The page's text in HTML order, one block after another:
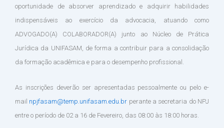
oportunidade de absorver aprendizado e adquirir habilidades
indispensáveis ao exercício da advocacia, atuando como
ADVOGADO(A) COLABORADOR(A) junto ao Núcleo de Prática
Jurídica da UNIFASAM, de forma a contribuir para a consolidação
da formação acadêmica e para o desempenho profissional.
As inscrições deverão ser apresentadas pessoalmente ou pelo e-
mail npjfasam@temp.unifasam.edu.br perante a secretaria do NPJ
entre o período de 02 a 16 de Fevereiro, das 08:00 às 18:00 horas.